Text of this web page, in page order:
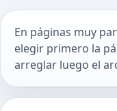
En páginas muy
elegir primero la
arreglar luego el